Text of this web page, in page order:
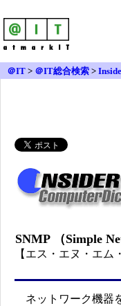
＠IT > ＠IT総合検索 >
SNMP （Simple
【エス・エヌ・エム
ネットワーク機器